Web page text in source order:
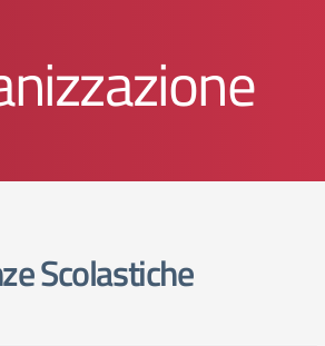
degli organi
Scolastiche